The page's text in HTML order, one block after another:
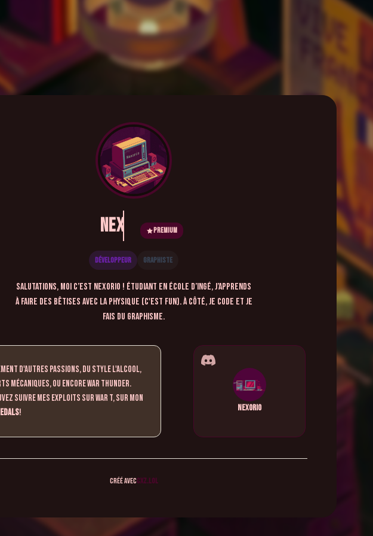
NexorioPremium
Développeur Graphiste
Salutations, moi c’est Nexorio ! Étudiant en école d’ingé, j’apprends
à faire des bêtises avec la physique (c'est fun). À côté, je code et je
fais du graphisme.
Nexorio
d'autres passions, du style l'alcool,
mécaniques, ou encore War Thunder.
suivre mes exploits sur War T, sur mon
!
Créé avecCXZ.lol